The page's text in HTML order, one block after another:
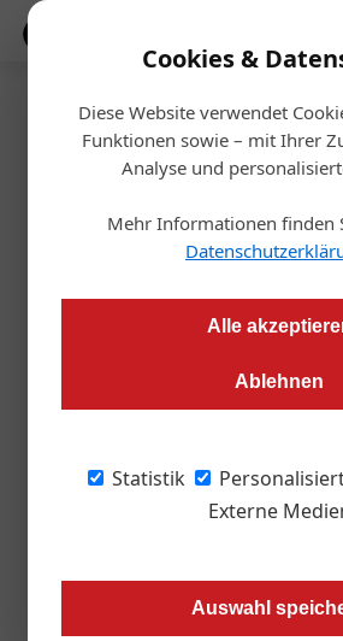
Cookies &
Diese Website verwendet
Funktionen sowie – mit Ihrer
Analyse und
Mehr Informationen finden
Alle
Ablehnen
Statistik
Externe
Auswahl
Startseite/Aktuelles
Bäume &
nicht friktionsfreie
Neue Haftungsregeln sollen
künftig bundesweit verhindern.
Für die einen streng
Naturgut, für die anderen